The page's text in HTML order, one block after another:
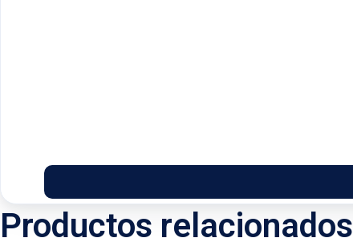
Productos relacionados